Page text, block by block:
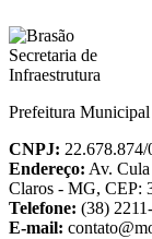
Prefeitura
CNPJ:
Endereço: Av.
Claros - MG, CEP:
Telefone: (38)
E-mail: